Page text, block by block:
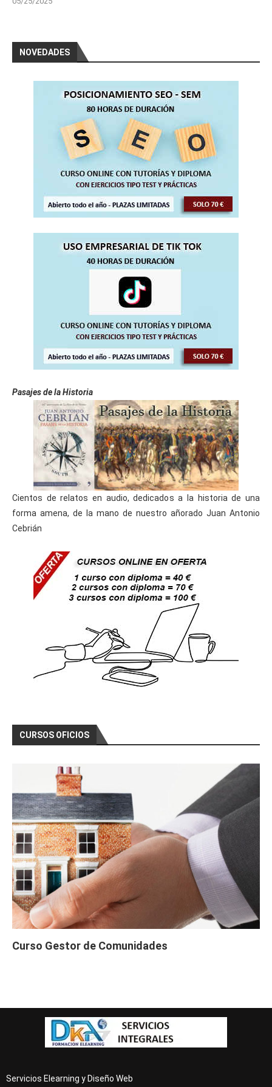
NOVEDADES
Pasajes de la Historia
Cientos de relatos en audio, dedicados a la historia de una
forma amena, de la mano de nuestro añorado Juan Antonio
Cebrián
CURSOS OFICIOS
Curso Gestor de Comunidades
Servicios Elearning y Diseño Web